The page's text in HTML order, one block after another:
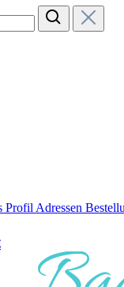
Profil Adressen